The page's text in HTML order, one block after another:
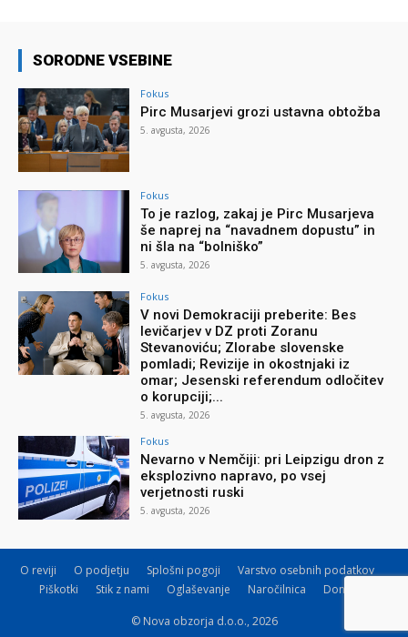
SORODNE VSEBINE
Fokus
Pirc Musarjevi grozi ustavna obtožba
5. avgusta, 2026
Fokus
To je razlog, zakaj je Pirc Musarjeva
še naprej na “navadnem dopustu” in
ni šla na “bolniško”
5. avgusta, 2026
Fokus
V novi Demokraciji preberite: Bes
levičarjev v DZ proti Zoranu
Stevanoviću; Zlorabe slovenske
pomladi; Revizije in okostnjaki iz
omar; Jesenski referendum odločitev
o korupciji;...
5. avgusta, 2026
Fokus
Nevarno v Nemčiji: pri Leipzigu dron z
eksplozivno napravo, po vsej
verjetnosti ruski
5. avgusta, 2026
O reviji O podjetju Splošni pogoji
Varstvo osebnih podatkov
Piškotki
Stik z nami Oglaševanje Naročilnica Donacije
© Nova obzorja d.o.o., 2026